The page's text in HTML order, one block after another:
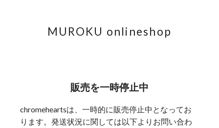
MUROKU onlineshop
販売を一時停止中
chromeheartsは、一時的に販売停止中となってお
ります。発送状況に関しては以下よりお問い合わ